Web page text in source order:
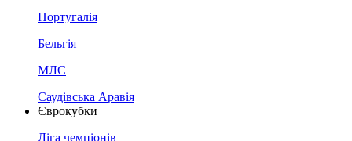
Португалія
Бельгія
МЛС
Саудівська Аравія
Єврокубки
Ліга чемпіонів